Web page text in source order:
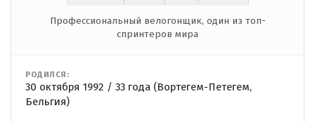
Профессиональный велогонщик, один из топ-
спринтеров мира
РОДИЛСЯ:
30 октября 1992 / 33 года (Вортегем-Петегем,
Бельгия)